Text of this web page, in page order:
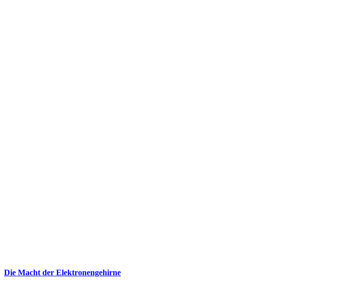
Die Macht der Elektronengehirne